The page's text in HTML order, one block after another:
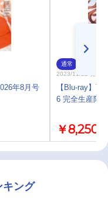
年8月号
通常
2023/11/22 発売
【Blu-ray】
6 完全生産限
￥8,250
キング